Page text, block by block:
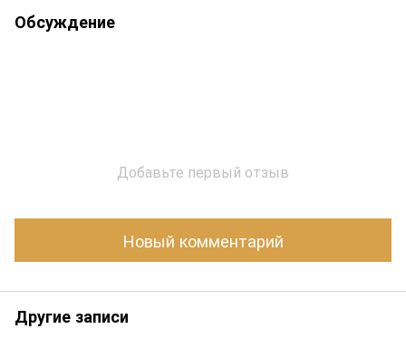
Обсуждение
Добавьте первый отзыв
Новый комментарий
Другие записи